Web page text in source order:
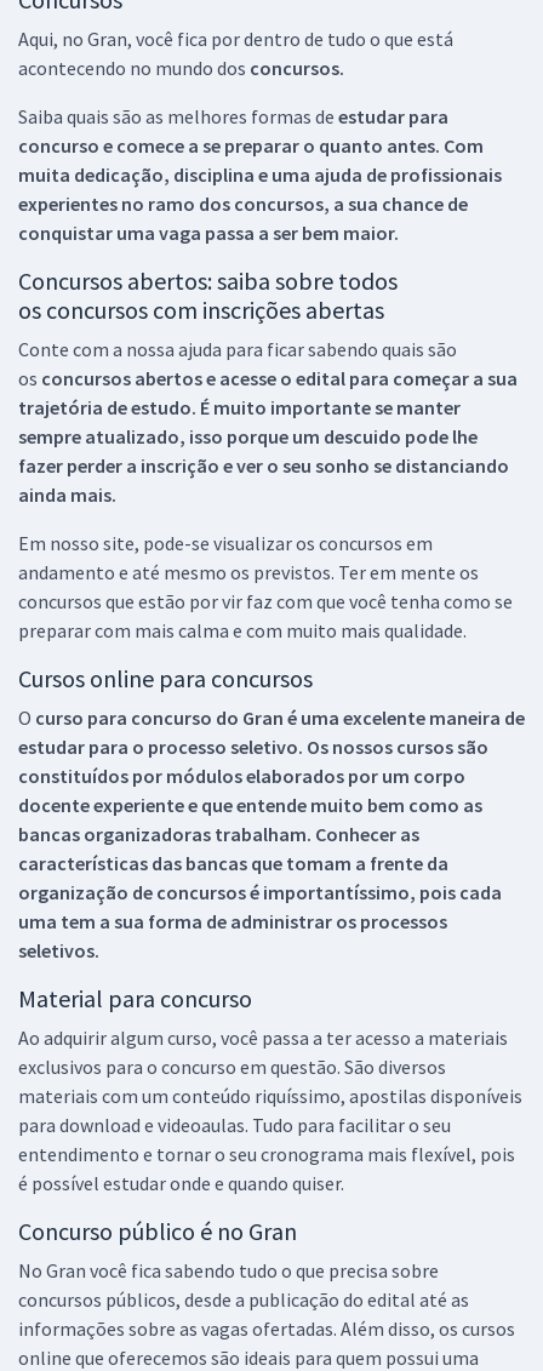
Aqui, no Gran, você fica por dentro de tudo o que está
acontecendo no mundo dos concursos.
Saiba quais são as melhores formas de estudar para
concurso e comece a se preparar o quanto antes. Com
muita dedicação, disciplina e uma ajuda de profissionais
experientes no ramo dos concursos, a sua chance de
conquistar uma vaga passa a ser bem maior.
Concursos abertos: saiba sobre todos
os concursos com inscrições abertas
Conte com a nossa ajuda para ficar sabendo quais são
os concursos abertos e acesse o edital para começar a sua
trajetória de estudo. É muito importante se manter
sempre atualizado, isso porque um descuido pode lhe
fazer perder a inscrição e ver o seu sonho se distanciando
ainda mais.
Em nosso site, pode-se visualizar os concursos em
andamento e até mesmo os previstos. Ter em mente os
concursos que estão por vir faz com que você tenha como se
preparar com mais calma e com muito mais qualidade.
Cursos online para concursos
O curso para concurso do Gran é uma excelente maneira de
estudar para o processo seletivo. Os nossos cursos são
constituídos por módulos elaborados por um corpo
docente experiente e que entende muito bem como as
bancas organizadoras trabalham. Conhecer as
características das bancas que tomam a frente da
organização de concursos é importantíssimo, pois cada
uma tem a sua forma de administrar os processos
seletivos.
Material para concurso
Ao adquirir algum curso, você passa a ter acesso a materiais
exclusivos para o concurso em questão. São diversos
materiais com um conteúdo riquíssimo, apostilas disponíveis
para download e videoaulas. Tudo para facilitar o seu
entendimento e tornar o seu cronograma mais flexível, pois
é possível estudar onde e quando quiser.
Concurso público é no Gran
No Gran você fica sabendo tudo o que precisa sobre
concursos públicos, desde a publicação do edital até as
informações sobre as vagas ofertadas. Além disso, os cursos
online que oferecemos são ideais para quem possui uma